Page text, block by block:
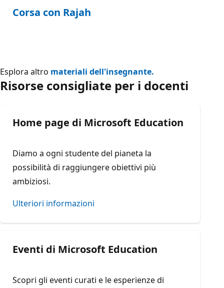
Corsa con Rajah
Esplora altro materiali dell'insegnante.
Risorse consigliate per i docenti
Home page di Microsoft Education
Diamo a ogni studente del pianeta la
possibilità di raggiungere obiettivi più
ambiziosi.
Ulteriori informazioni
Eventi di Microsoft Education
Scopri gli eventi curati e le esperienze di